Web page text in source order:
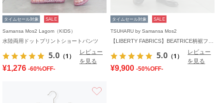
タイムセール対象 SALE
Samansa Mos2 Lagom（KIDS）
水陸両用ドットプリントショートパンツ
5.0 （1）
レビュー
を見る
¥1,276 -60%OFF-
タイムセール対象 SALE
TSUHARU by Samansa Mos2
5.0 （1）
レビュー
を見る
¥9,900 -50%OFF-